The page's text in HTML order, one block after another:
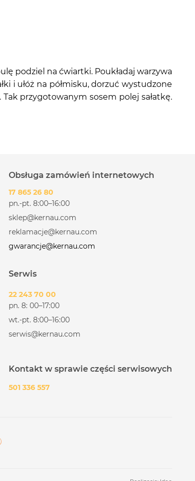
podziel na ćwiartki. Poukładaj warzywa
i ułóż na półmisku, dorzuć wystudzone
przygotowanym sosem polej sałatkę.
Obsługa zamówień internetowych
17 865 26 80
pn.-pt. 8:00–16:00
sklep@kernau.com
reklamacje@kernau.com
gwarancje@kernau.com
Serwis
22 243 70 00
pn. 8: 00–17:00
wt.-pt. 8:00–16:00
serwis@kernau.com
Kontakt w sprawie części serwisowych
501 336 557